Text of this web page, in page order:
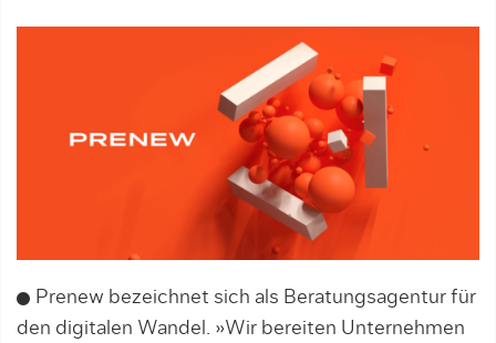
Prenew bezeichnet sich als Beratungsagentur für
den digitalen Wandel. »Wir bereiten Unternehmen